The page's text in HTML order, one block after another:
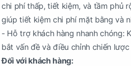
chi phí thấp, tiết kiệm, và tầm phủ
giúp tiết kiệm chi phí mặt bằng và
- Hỗ trợ khách hàng nhanh chóng:
bắt vấn đề và điều chỉnh chiến
Đối với khách hàng: